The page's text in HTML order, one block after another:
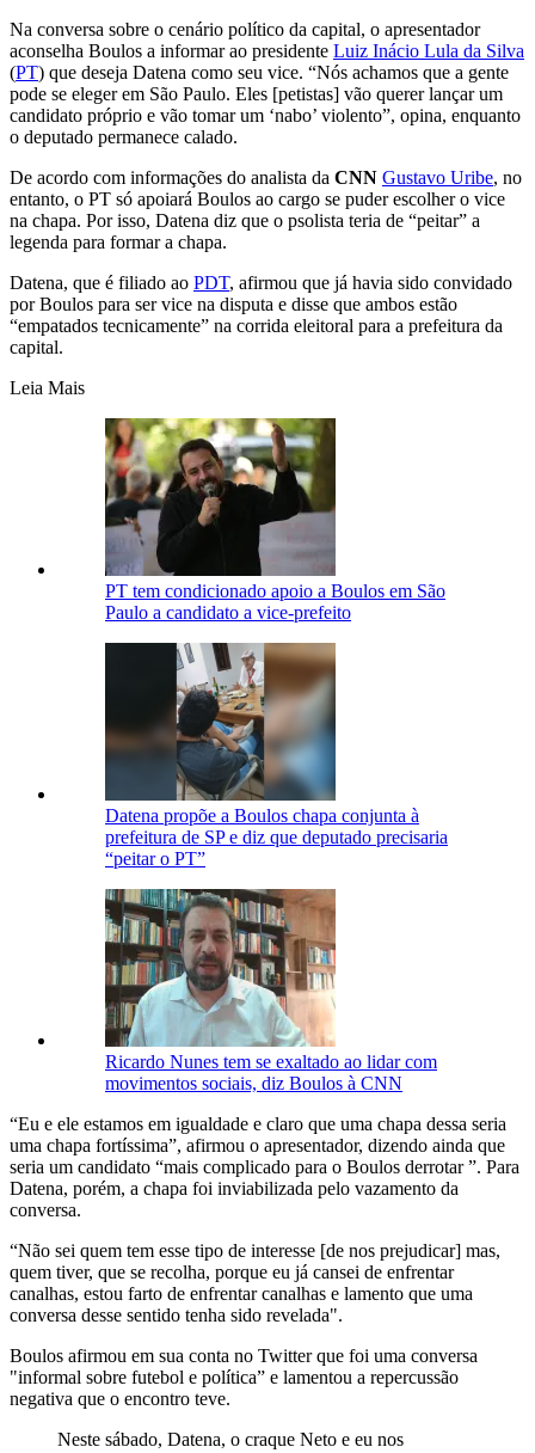
Na conversa sobre o cenário político da capital, o apresentador
aconselha Boulos a informar ao presidente Luiz Inácio Lula da Silva
(PT) que deseja Datena como seu vice. “Nós achamos que a gente
pode se eleger em São Paulo. Eles [petistas] vão querer lançar um
candidato próprio e vão tomar um ‘nabo’ violento”, opina, enquanto
o deputado permanece calado.
De acordo com informações do analista da CNN Gustavo Uribe, no
entanto, o PT só apoiará Boulos ao cargo se puder escolher o vice
na chapa. Por isso, Datena diz que o psolista teria de “peitar” a
legenda para formar a chapa.
Datena, que é filiado ao PDT, afirmou que já havia sido convidado
por Boulos para ser vice na disputa e disse que ambos estão
“empatados tecnicamente” na corrida eleitoral para a prefeitura da
capital.
Leia Mais
PT tem condicionado apoio a Boulos em São
Paulo a candidato a vice-prefeito
Datena propõe a Boulos chapa conjunta à
prefeitura de SP e diz que deputado precisaria
“peitar o PT”
Ricardo Nunes tem se exaltado ao lidar com
movimentos sociais, diz Boulos à CNN
“Eu e ele estamos em igualdade e claro que uma chapa dessa seria
uma chapa fortíssima”, afirmou o apresentador, dizendo ainda que
seria um candidato “mais complicado para o Boulos derrotar ”. Para
Datena, porém, a chapa foi inviabilizada pelo vazamento da
conversa.
“Não sei quem tem esse tipo de interesse [de nos prejudicar] mas,
quem tiver, que se recolha, porque eu já cansei de enfrentar
canalhas, estou farto de enfrentar canalhas e lamento que uma
conversa desse sentido tenha sido revelada".
Boulos afirmou em sua conta no Twitter que foi uma conversa
"informal sobre futebol e política” e lamentou a repercussão
negativa que o encontro teve.
Neste sábado, Datena, o craque Neto e eu nos